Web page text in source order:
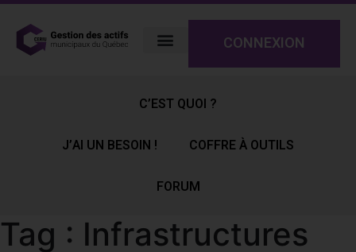
CONNEXION
C’EST QUOI ?
J’AI UN BESOIN ! COFFRE À OUTILS
FORUM
Tag : Infrastructures